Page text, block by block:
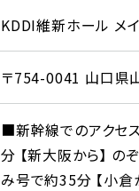
KDDI維新ホール メ
〒754-0041 山口県
■新幹線でのアクセ
分 【新大阪から】
み号で約35分 【小